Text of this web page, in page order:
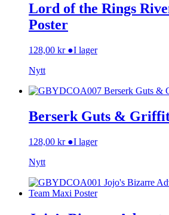
Lord of the Rings
Poster
128,00 kr ●I lager
Nytt
Berserk Guts &
128,00 kr ●I lager
Nytt